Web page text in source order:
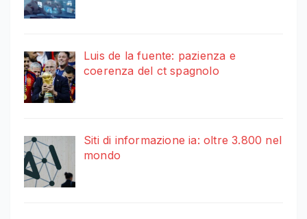
Luis de la fuente: pazienza e
coerenza del ct spagnolo
Siti di informazione ia: oltre 3.800 nel
mondo